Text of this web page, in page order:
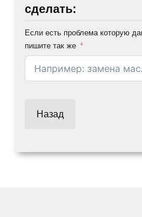
сделать:
Если есть проблема которую
пишите так же
Назад